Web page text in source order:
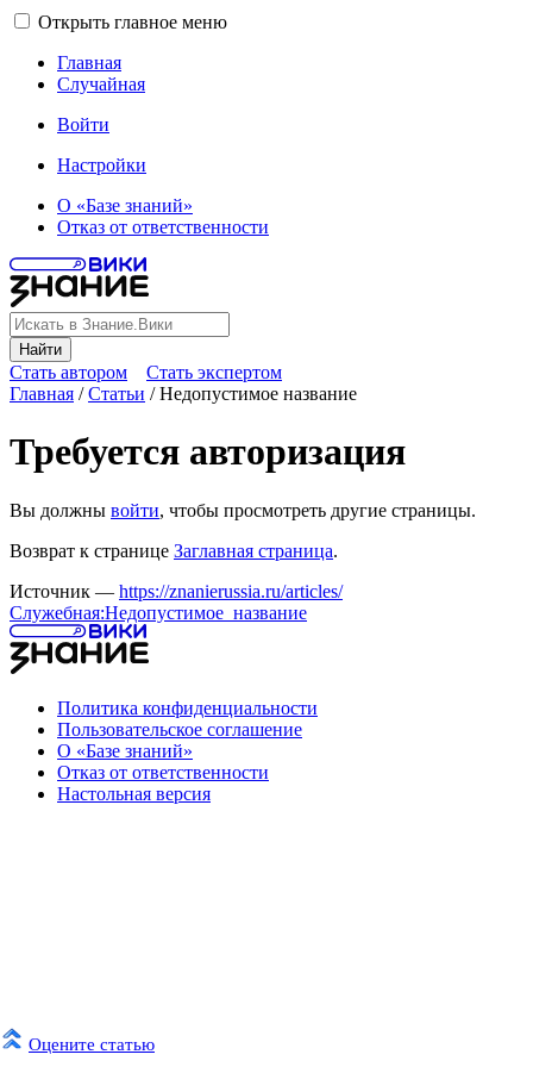
Открыть главное меню
Главная
Случайная
Войти
Настройки
О «Базе знаний»
Отказ от ответственности
Найти
Стать автором Стать экспертом
Оцените статью
Главная /Статьи /Недопустимое название
Требуется авторизация
Вы должны войти, чтобы просмотреть другие страницы.
Возврат к странице Заглавная страница.
Источник — https://znanierussia.ru/articles/
Служебная:Недопустимое_название
Политика конфиденциальности
Пользовательское соглашение
О «Базе знаний»
Отказ от ответственности
Настольная версия